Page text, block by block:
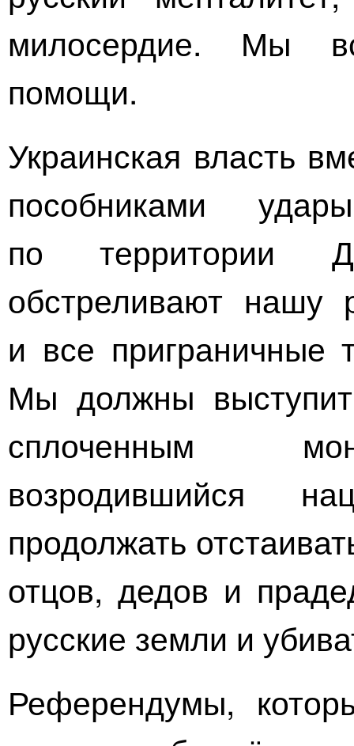
милосердие. Мы
помощи.
Украинская власть
пособниками
по территории
обстреливают нашу
и все приграничные
Мы должны
сплоченным
возродившийся
продолжать
отцов, дедов и
русские земли и
Референдумы,